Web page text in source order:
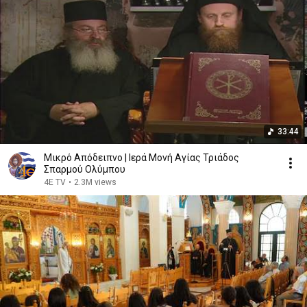
33:44
Μικρό Απόδειπνο | Ιερά Μονή Αγίας Τριάδος
Σπαρμού Ολύμπου
4E TV • 2.3M views